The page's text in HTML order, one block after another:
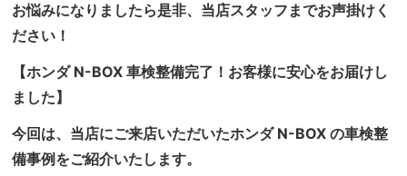
お悩みになりましたら是非、当店スタッフまでお声掛けく
ださい！
【ホンダ N-BOX 車検整備完了！お客様に安心をお届けし
ました】
今回は、当店にご来店いただいたホンダ N-BOX の車検整
備事例をご紹介いたします。